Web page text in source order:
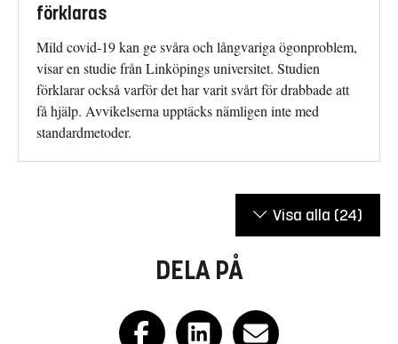
förklaras
Mild covid-19 kan ge svåra och långvariga ögonproblem,
visar en studie från Linköpings universitet. Studien
förklarar också varför det har varit svårt för drabbade att
få hjälp. Avvikelserna upptäcks nämligen inte med
standardmetoder.
Visa alla (24)
DELA PÅ